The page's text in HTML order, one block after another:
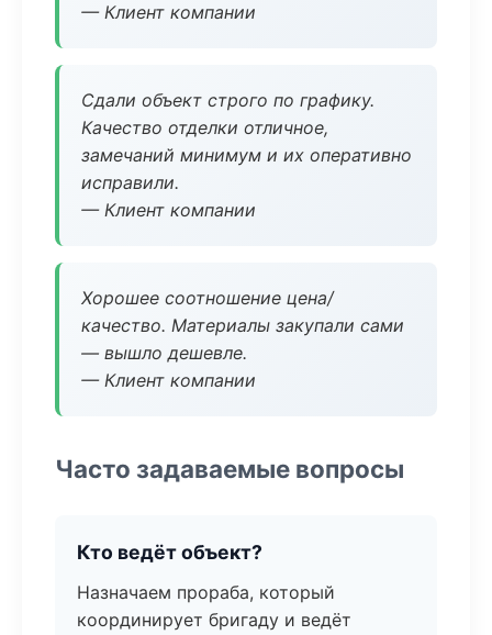
— Клиент компании
Сдали объект строго по графику.
Качество отделки отличное,
замечаний минимум и их оперативно
исправили.
— Клиент компании
Хорошее соотношение цена/
качество. Материалы закупали сами
— вышло дешевле.
— Клиент компании
Часто задаваемые вопросы
Кто ведёт объект?
Назначаем прораба, который
координирует бригаду и ведёт